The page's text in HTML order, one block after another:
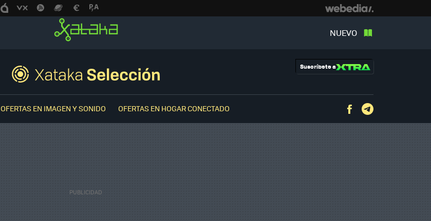
NUEVO
Suscríbete a
OFERTAS EN IMAGEN Y SONIDO OFERTAS EN HOGAR CONECTADO Facebook